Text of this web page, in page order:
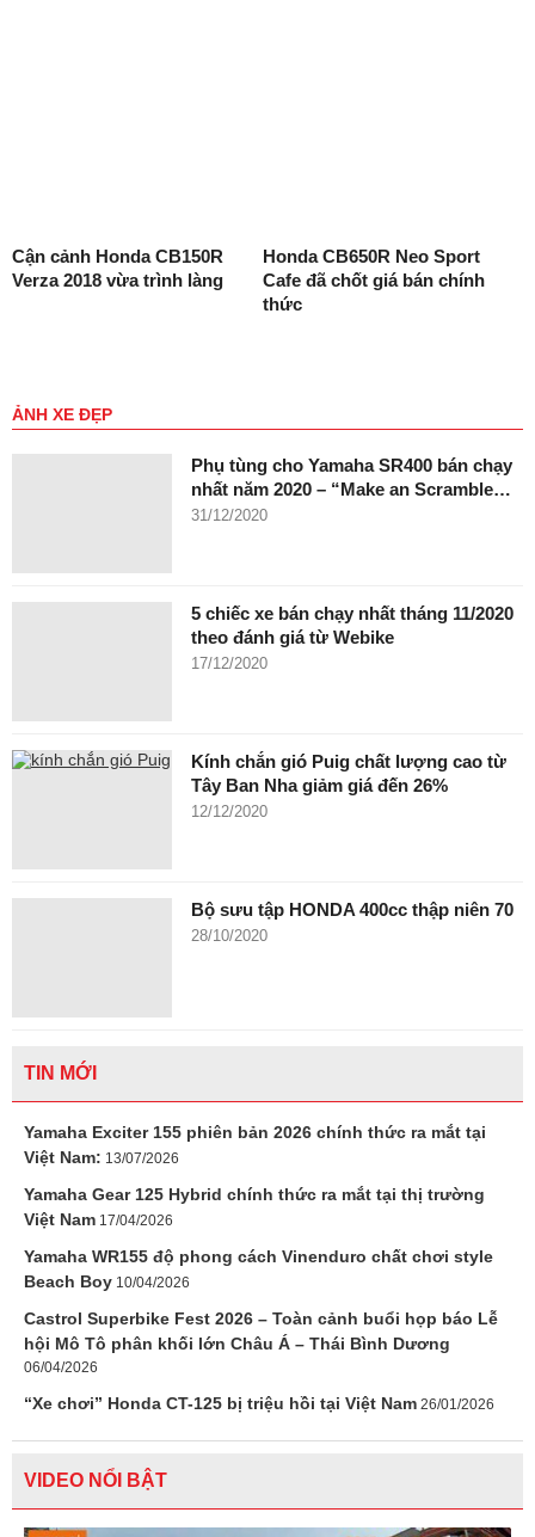
Cận cảnh Honda CB150R
Verza 2018 vừa trình làng
Honda CB650R Neo Sport
Cafe đã chốt giá bán chính
thức
ẢNH XE ĐẸP
Phụ tùng cho Yamaha SR400 bán chạy
nhất năm 2020 – “Make an Scramble…
31/12/2020
5 chiếc xe bán chạy nhất tháng 11/2020
theo đánh giá từ Webike
17/12/2020
Kính chắn gió Puig chất lượng cao từ
Tây Ban Nha giảm giá đến 26%
12/12/2020
Bộ sưu tập HONDA 400cc thập niên 70
28/10/2020
TIN MỚI
Yamaha Exciter 155 phiên bản 2026 chính thức ra mắt tại
Việt Nam: 13/07/2026
Yamaha Gear 125 Hybrid chính thức ra mắt tại thị trường
Việt Nam 17/04/2026
Yamaha WR155 độ phong cách Vinenduro chất chơi style
Beach Boy 10/04/2026
Castrol Superbike Fest 2026 – Toàn cảnh buổi họp báo Lễ
hội Mô Tô phân khối lớn Châu Á – Thái Bình Dương
06/04/2026
“Xe chơi” Honda CT-125 bị triệu hồi tại Việt Nam 26/01/2026
VIDEO NỔI BẬT